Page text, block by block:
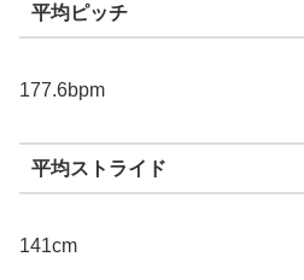
平均ピッチ
177.6bpm
平均ストライド
141cm